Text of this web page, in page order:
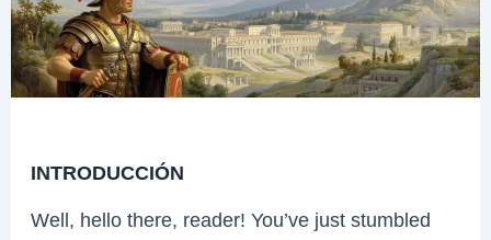
INTRODUCCIÓN
Well, hello there, reader! You’ve just stumbled